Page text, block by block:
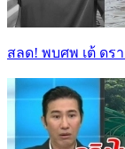
สลด! พบศพ เต้ ดร